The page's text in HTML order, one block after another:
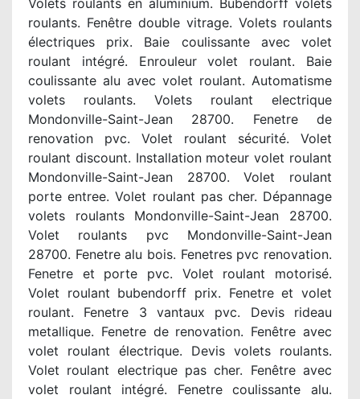
Volets roulants en aluminium. Bubendorff volets
roulants. Fenêtre double vitrage. Volets roulants
électriques prix. Baie coulissante avec volet
roulant intégré. Enrouleur volet roulant. Baie
coulissante alu avec volet roulant. Automatisme
volets roulants. Volets roulant electrique
Mondonville-Saint-Jean 28700. Fenetre de
renovation pvc. Volet roulant sécurité. Volet
roulant discount. Installation moteur volet roulant
Mondonville-Saint-Jean 28700. Volet roulant
porte entree. Volet roulant pas cher. Dépannage
volets roulants Mondonville-Saint-Jean 28700.
Volet roulants pvc Mondonville-Saint-Jean
28700. Fenetre alu bois. Fenetres pvc renovation.
Fenetre et porte pvc. Volet roulant motorisé.
Volet roulant bubendorff prix. Fenetre et volet
roulant. Fenetre 3 vantaux pvc. Devis rideau
metallique. Fenetre de renovation. Fenêtre avec
volet roulant électrique. Devis volets roulants.
Volet roulant electrique pas cher. Fenêtre avec
volet roulant intégré. Fenetre coulissante alu.